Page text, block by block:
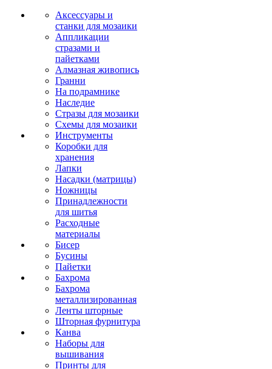
Аксессуары и
станки для мозаики
Аппликации
стразами и
пайетками
Алмазная живопись
Гранни
На подрамнике
Наследие
Стразы для мозаики
Схемы для мозаики
Инструменты
Коробки для
хранения
Лапки
Насадки (матрицы)
Ножницы
Принадлежности
для шитья
Расходные
материалы
Бисер
Бусины
Пайетки
Бахрома
Бахрома
металлизированная
Ленты шторные
Шторная фурнитура
Канва
Наборы для
вышивания
Принты для